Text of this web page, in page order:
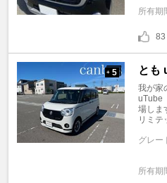
所有期
83
+ 5 とも
我が家
uTube
場しま
リミテ
グレー
所有期